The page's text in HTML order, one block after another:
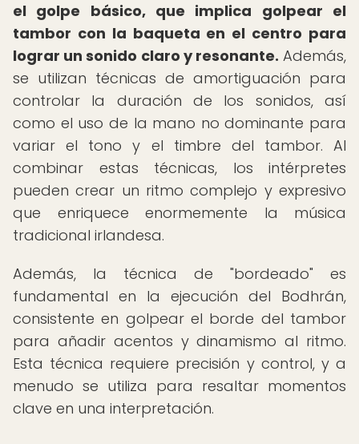
el golpe básico, que implica golpear el
tambor con la baqueta en el centro para
lograr un sonido claro y resonante. Además,
se utilizan técnicas de amortiguación para
controlar la duración de los sonidos, así
como el uso de la mano no dominante para
variar el tono y el timbre del tambor. Al
combinar estas técnicas, los intérpretes
pueden crear un ritmo complejo y expresivo
que enriquece enormemente la música
tradicional irlandesa.
Además, la técnica de "bordeado" es
fundamental en la ejecución del Bodhrán,
consistente en golpear el borde del tambor
para añadir acentos y dinamismo al ritmo.
Esta técnica requiere precisión y control, y a
menudo se utiliza para resaltar momentos
clave en una interpretación.